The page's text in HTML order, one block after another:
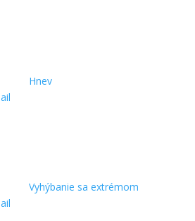
Hnev
Vyhýbanie sa extrémom